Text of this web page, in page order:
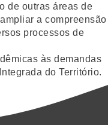
de outras áreas de
a compreensão
processos de
às demandas
do Território.